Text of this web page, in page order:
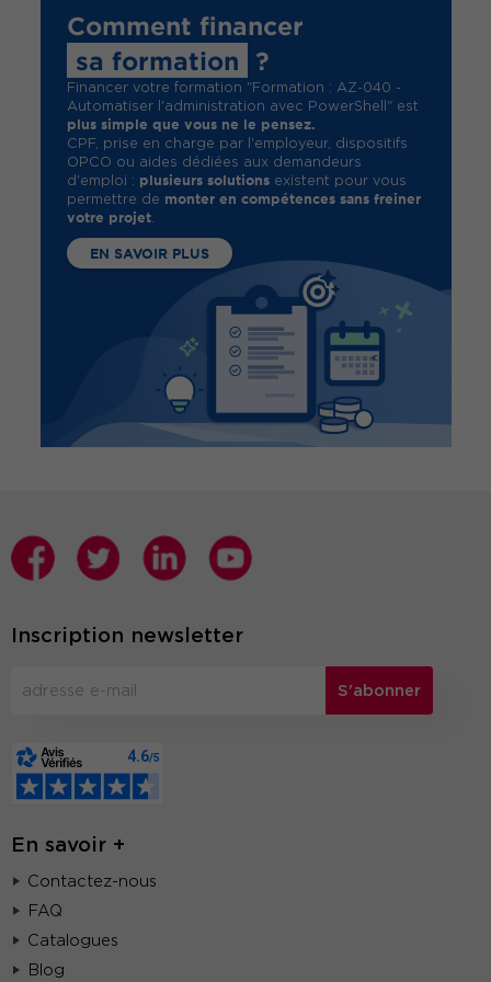
Comment financer
sa formation
?
Financer votre formation "Formation : AZ-040 -
Automatiser l'administration avec PowerShell" est
plus simple que vous ne le pensez.
CPF, prise en charge par l'employeur, dispositifs
OPCO ou aides dédiées aux demandeurs
d'emploi : plusieurs solutionsexistent pour vous
permettre de monter en compétences sans freiner
votre projet.
EN SAVOIR PLUS
Inscription newsletter
S'abonner
En savoir +
Contactez-nous
FAQ
Catalogues
Blog